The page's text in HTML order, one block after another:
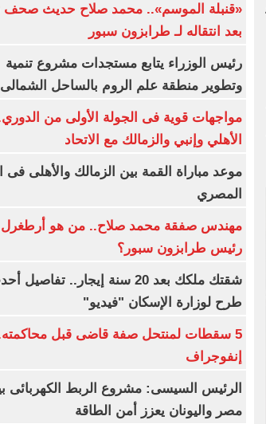
«قنبلة الموسم».. محمد صلاح حديث صحف
بعد انتقاله لـ طرابزون سبور
رئيس الوزراء يتابع مستجدات مشروع تنمية
وتطوير منطقة علم الروم بالساحل الشمالى
مواجهات قوية فى الجولة الأولى من
الأهلي وإنبي والزمالك مع الاتحاد
موعد مباراة القمة بين الزمالك والأهلى فى
المصري
مهندس صفقة محمد صلاح.. من هو أرطغرل
رئيس طرابزون سبور؟
شقتك ملكك بعد 20 سنة إيجار.. تفاصيل
طرح لوزارة الإسكان "فيديو"
5 سقطات لمنتحل صفة قاضى قبل
إنفوجراف
الرئيس السيسى: مشروع الربط الكهربائى
مصر واليونان يعزز أمن الطاقة